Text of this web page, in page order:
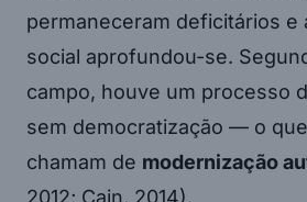
permaneceram deficitários e
social aprofundou-se.
campo, houve um processo
sem democratização — o
chamam de modernização
2012; Cain, 2014).